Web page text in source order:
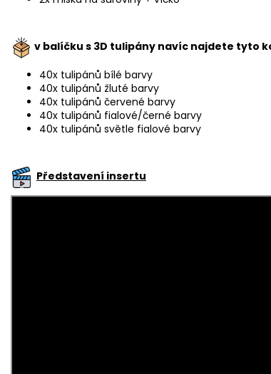
v balíčku s 3D tulipány navíc najdete tyto
40x tulipánů bílé barvy
40x tulipánů žluté barvy
40x tulipánů červené barvy
40x tulipánů fialové/černé barvy
40x tulipánů světle fialové barvy
Představení insertu